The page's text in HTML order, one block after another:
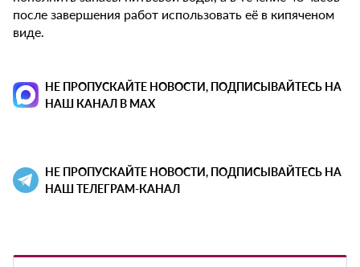
после завершения работ использовать её в кипяченом
виде.
НЕ ПРОПУСКАЙТЕ НОВОСТИ, ПОДПИСЫВАЙТЕСЬ НА
НАШ КАНАЛ В MAX
НЕ ПРОПУСКАЙТЕ НОВОСТИ, ПОДПИСЫВАЙТЕСЬ НА
НАШ ТЕЛЕГРАМ-КАНАЛ